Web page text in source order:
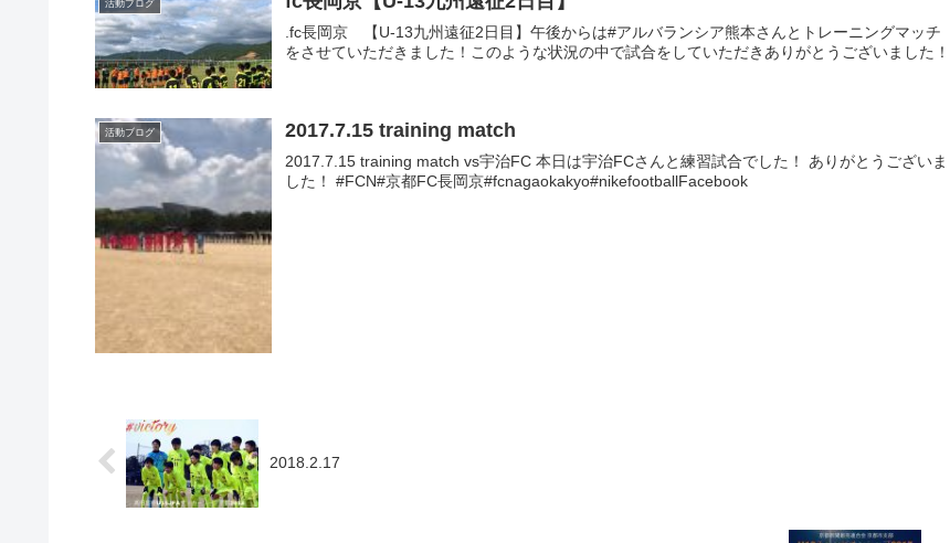
活動ブログ
.fc長岡京 【U-13九州遠征2日目】午後からは#アルバランシア熊本さんとトレーニングマッチ
をさせていただきました！このような状況の中で試合をしていただきありがとうございました！
活動ブログ 2017.7.15 training match
2017.7.15 training match vs宇治FC 本日は宇治FCさんと練習試合でした！ ありがとうございま
した！ #FCN#京都FC長岡京#fcnagaokakyo#nikefootballFacebook
2018.2.17